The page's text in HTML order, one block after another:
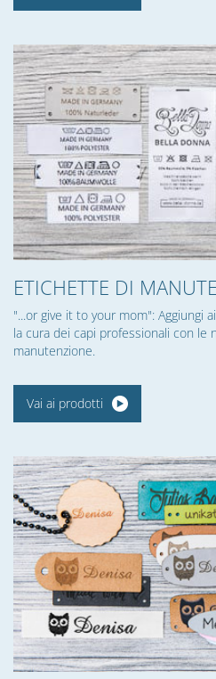
ETICHETTE DI
"...or give it to your mom": Aggiungi
la cura dei capi professionali con le
manutenzione.
Vai ai prodotti